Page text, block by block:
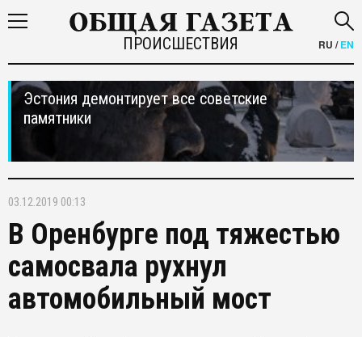
ПРОИСШЕСТВИЯ RU /EN
Эстония демонтирует все советские
памятники
03.12.2019 00:13
В Оренбурге под тяжестью
самосвала рухнул
автомобильный мост